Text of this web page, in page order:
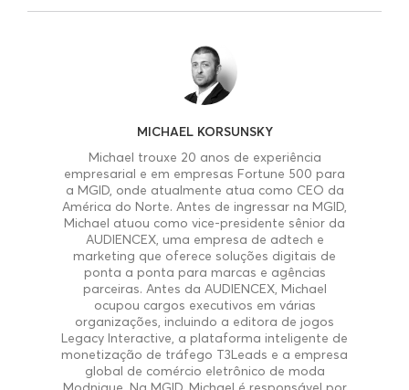
MICHAEL KORSUNSKY
Michael trouxe 20 anos de experiência
empresarial e em empresas Fortune 500 para
a MGID, onde atualmente atua como CEO da
América do Norte. Antes de ingressar na MGID,
Michael atuou como vice-presidente sênior da
AUDIENCEX, uma empresa de adtech e
marketing que oferece soluções digitais de
ponta a ponta para marcas e agências
parceiras. Antes da AUDIENCEX, Michael
ocupou cargos executivos em várias
organizações, incluindo a editora de jogos
Legacy Interactive, a plataforma inteligente de
monetização de tráfego T3Leads e a empresa
global de comércio eletrônico de moda